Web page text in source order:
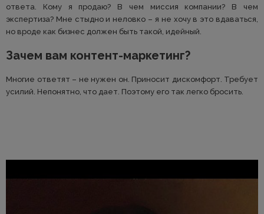
ответа. Кому я продаю? В чем миссия компании? В чем
экспертиза? Мне стыдно и неловко – я не хочу в это вдаваться,
но вроде как бизнес должен быть такой, идейный.
Зачем вам контент-маркетинг?
Многие ответят – не нужен он. Приносит дискомфорт. Требует
усилий. Непонятно, что дает. Поэтому его так легко бросить.